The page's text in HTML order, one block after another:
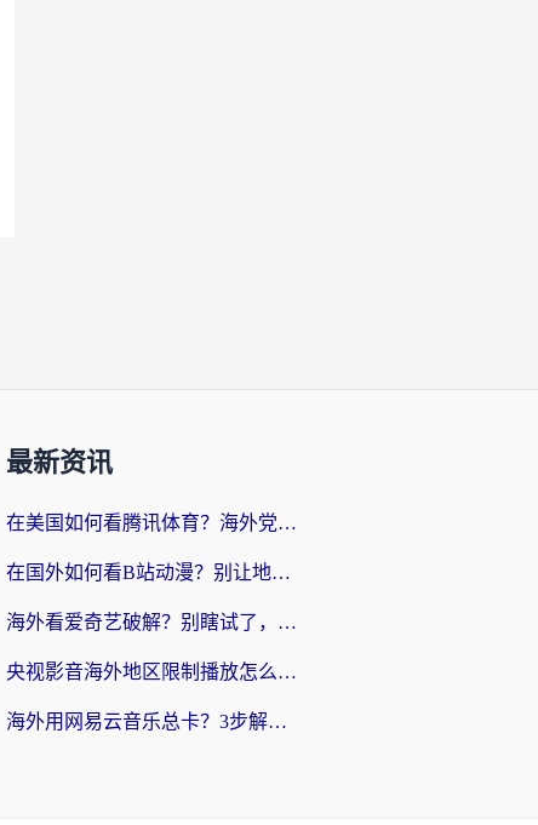
最新资讯
在美国如何看腾讯体育？海外党解锁NBA欧洲杯直播的终极攻略
在国外如何看B站动漫？别让地区限制打断你的追番节奏
海外看爱奇艺破解？别瞎试了，这才是留学生华人追剧看球的正确打开方式
央视影音海外地区限制播放怎么办？海外党亲测有效的回国加速指南
海外用网易云音乐总卡？3步解决版权限制+卡顿，还能听喜马拉雅！